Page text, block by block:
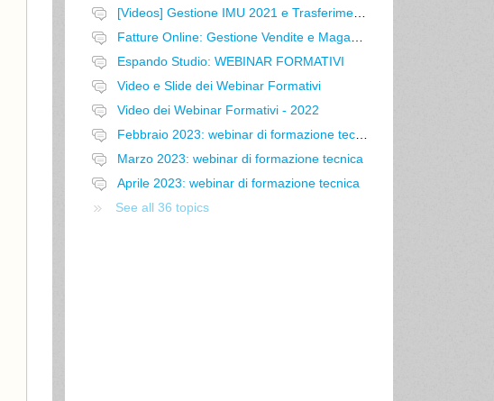
[Videos] Gestione IMU 2021 e Trasferimento p.n. da Accresco Impresa a Espando Studio
Espando Studio: WEBINAR FORMATIVI
Video e Slide dei Webinar Formativi
Video dei Webinar Formativi - 2022
Febbraio 2023: webinar di formazione tecnica
Marzo 2023: webinar di formazione tecnica
Aprile 2023: webinar di formazione tecnica
See all 36 topics